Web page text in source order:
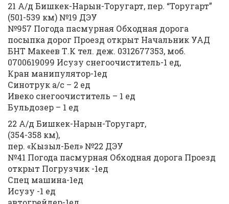
21 А/д Бишкек-Нарын-Торугарт, пер. “Торугарт”
(501-539 км) №19 ДЭУ
№957 Погода пасмурная Обходная дорога
посыпка дорог Проезд открыт Начальник УАД
БНТ Макеев Т.К тел. деж. 0312677353, моб.
0700619099 Исузу снегоочиститель-1 ед,
Кран манипулятор-1ед
Синотрук а/с – 2 ед
Ивеко снегоочиститель – 1 ед
Бульдозер – 1 ед
22 А/д Бишкек-Нарын-Торугарт,
(354-358 км),
пер. «Кызыл-Бел» №22 ДЭУ
№41 Погода пасмурная Обходная дорога Проезд
открыт Погрузчик -1ед
Спец машина-1ед
Исузу -1 ед